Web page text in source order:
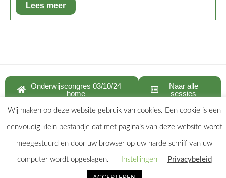
Lees meer
Onderwijscongres 03/10/24
home
Naar alle
sessies
Privacy
Wij maken op deze website gebruik van cookies. Een cookie is een
eenvoudig klein bestandje dat met pagina’s van deze website wordt
meegestuurd en door uw browser op uw harde schrijf van uw
computer wordt opgeslagen. Instellingen Privacybeleid